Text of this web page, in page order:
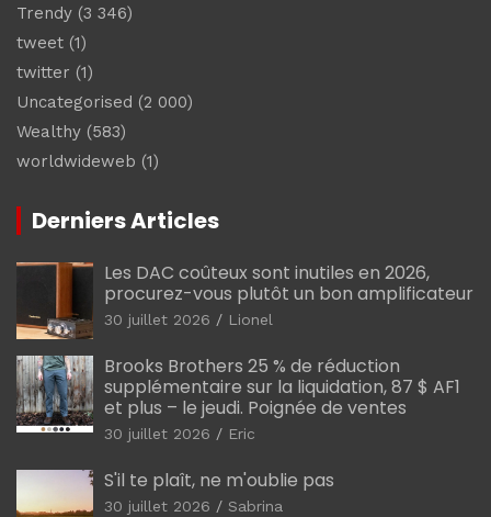
Trendy (3 346)
tweet (1)
twitter (1)
Uncategorised (2 000)
Wealthy (583)
worldwideweb (1)
Derniers Articles
Les DAC coûteux sont inutiles en 2026,
procurez-vous plutôt un bon amplificateur
30 juillet 2026 Lionel
Brooks Brothers 25 % de réduction
supplémentaire sur la liquidation, 87 $ AF1
et plus – le jeudi. Poignée de ventes
30 juillet 2026 Eric
S'il te plaît, ne m'oublie pas
30 juillet 2026 Sabrina